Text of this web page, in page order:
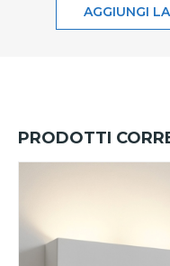
AGGIUNGI
PRODOTTI